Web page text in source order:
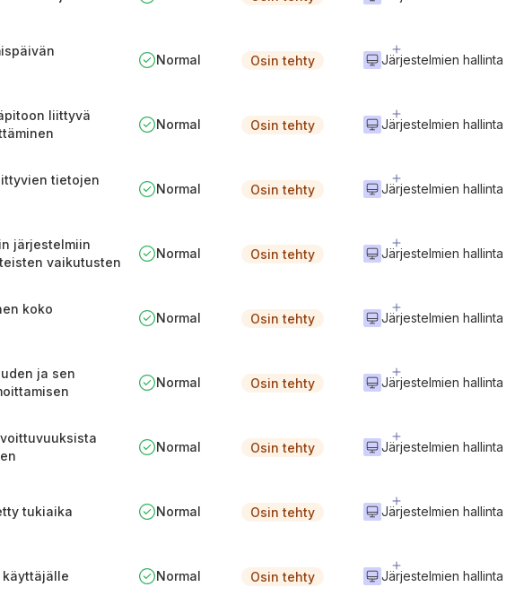
Normal Osin tehty Järjestelmien hallinta
liittyvä
Normal Osin tehty Järjestelmien hallinta
tietojen
Normal Osin tehty Järjestelmien hallinta
järjestelmiin
vaikutusten
Normal Osin tehty Järjestelmien hallinta
koko
Normal Osin tehty Järjestelmien hallinta
ja sen
Normal Osin tehty Järjestelmien hallinta
Normal Osin tehty Järjestelmien hallinta
tukiaika Normal Osin tehty Järjestelmien hallinta
Normal Osin tehty Järjestelmien hallinta